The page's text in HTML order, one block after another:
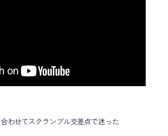
わせてスクランブル交差点で迷った